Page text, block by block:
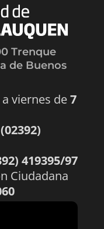
Trenque
de Buenos
viernes de7
(02392)
419395/97
Ciudadana